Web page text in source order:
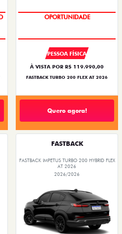
OPORTUNIDADE
PESSOA FÍSICA
À VISTA POR R$ 119.990,00
FASTBACK TURBO 200 FLEX AT 2026
Quero agora!
FASTBACK
FASTBACK IMPETUS TURBO 200 HYBRID FLEX
AT 2026
2026/2026